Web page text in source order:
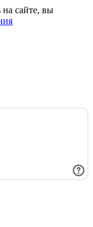
сайте, вы